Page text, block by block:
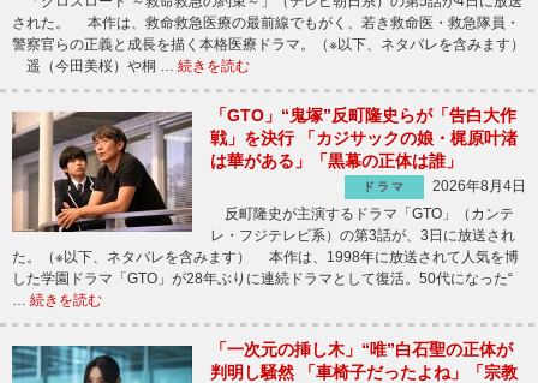
された。 本作は、救命救急医療の最前線でもがく、若き救命医・救急隊員・
警察官らの正義と成長を描く本格医療ドラマ。（※以下、ネタバレを含みます）
遥（今田美桜）や桐 … 続きを読む
「GTO」“鬼塚”反町隆史らが「告白大作
戦」を決行 「カジサックの娘・梶原叶渚
は華がある」「黒幕の正体は誰」
ドラマ
2026年8月4日
反町隆史が主演するドラマ「GTO」（カンテ
レ・フジテレビ系）の第3話が、3日に放送され
た。（※以下、ネタバレを含みます） 本作は、1998年に放送されて人気を博
した学園ドラマ「GTO」が28年ぶりに連続ドラマとして復活。50代になった“
… 続きを読む
「一次元の挿し木」“唯”白石聖の正体が
判明し騒然 「車椅子だったよね」「宗教